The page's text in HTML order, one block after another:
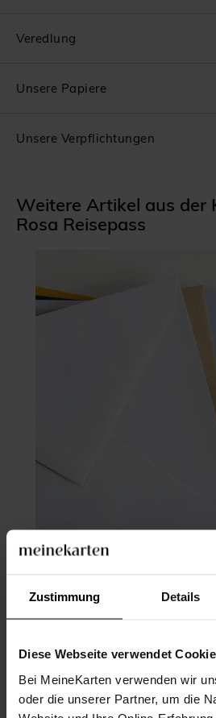
Zustimmung Details
Diese Webseite verwendet
Bei MeineKarten verwenden wir
oder die unserer Partner, um die
Weitere Artikel aus der
Rosa Reisepass
Veredlung
Unsere Papiere
Unsere Verpflichtungen